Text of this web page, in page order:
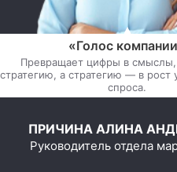
«Голос
Превращает цифры в
стратегию, а стратегию — в рост
спроса.
ПРИЧИНА АЛИНА
Руководитель отдела